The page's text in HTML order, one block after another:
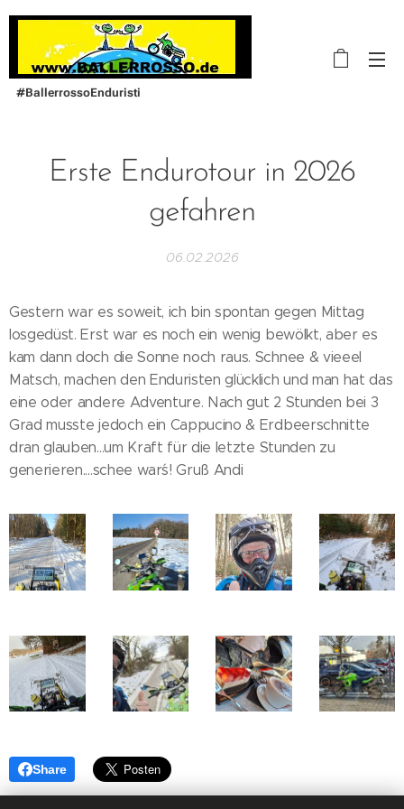
#BallerrossoEnduristi
Erste Endurotour in 2026
gefahren
06.02.2026
Gestern war es soweit, ich bin spontan gegen Mittag
losgedüst. Erst war es noch ein wenig bewölkt, aber es
kam dann doch die Sonne noch raus. Schnee & vieeel
Matsch, machen den Enduristen glücklich und man hat das
eine oder andere Adventure. Nach gut 2 Stunden bei 3
Grad musste jedoch ein Cappucino & Erdbeerschnitte
dran glauben...um Kraft für die letzte Stunden zu
generieren....schee war´s! Gruß Andi
Share